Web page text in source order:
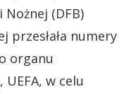
Nożnej (DFB)
przesłała numery
organu
UEFA, w celu